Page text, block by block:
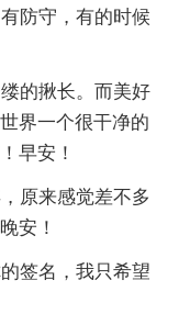
防守，有的时候
的揪长。而美好
界一个很干净的
早安！
原来感觉差不多
安！
签名，我只希望